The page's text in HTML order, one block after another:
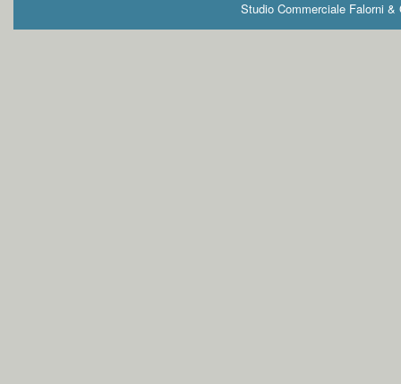
Studio Commerciale Falorni